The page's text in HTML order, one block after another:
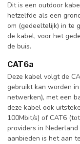
Dit is een outdoor
hetzelfde als een
om (gedeeltelijk) in te
de kabel, voor het
de buis.
CAT6a
Deze kabel volgt de
gebruikt kan worden
netwerken), met een
deze kabel ook
100Mbit/s) of CAT6
providers in
aanbieden is het aan